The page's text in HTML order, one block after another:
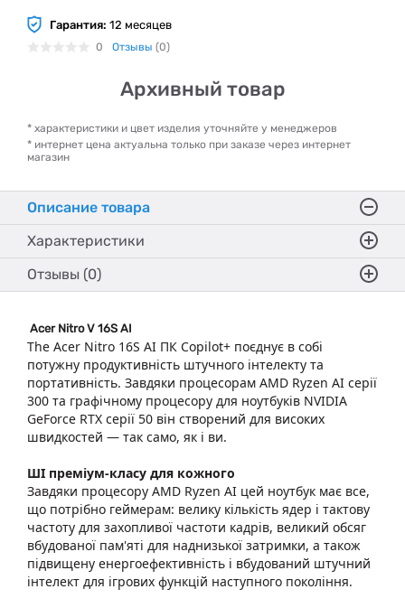
Гарантия: 12 месяцев
0 Отзывы (0)
Архивный товар
* характеристики и цвет изделия уточняйте у менеджеров
* интернет цена актуальна только при заказе через интернет
магазин
Описание товара
Характеристики
Отзывы (0)
Acer Nitro V 16S AI
The Acer Nitro 16S AI ПК Copilot+ поєднує в собі
потужну продуктивність штучного інтелекту та
портативність. Завдяки процесорам AMD Ryzen AI серії
300 та графічному процесору для ноутбуків NVIDIA
GeForce RTX серії 50 він створений для високих
швидкостей — так само, як і ви.
ШІ преміум-класу для кожного
Завдяки процесору AMD Ryzen AI цей ноутбук має все,
що потрібно геймерам: велику кількість ядер і тактову
частоту для захопливої частоти кадрів, великий обсяг
вбудованої пам'яті для наднизької затримки, а також
підвищену енергоефективність і вбудований штучний
інтелект для ігрових функцій наступного покоління.